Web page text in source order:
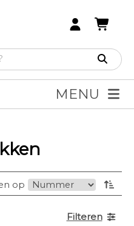
MENU
op
Filteren